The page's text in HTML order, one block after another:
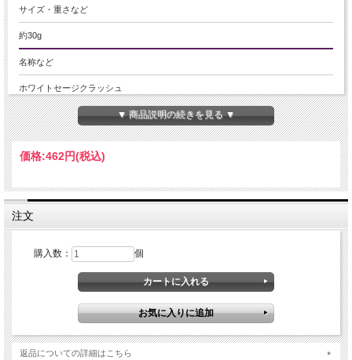
サイズ・重さなど
約30g
名称など
ホワイトセージクラッシュ
商品説明
【メール便対象外】の商品です。
燃やしやすいクラッシュリーフ
クラッシュタイプのホワイトセージを入荷致しました
カリフォルニア産の綺麗なホワイトセージ入荷致しました！ 浄化用高級ホワイト
セージです。
こちらは葉を細かく砕いた、焚きやすいクラッシュタイプです！
乾燥させたセージや樹脂などを焚いたときの煙を使って、あらゆる邪氣を清める
「浄化の方法」と云われ、ネイティブアメリカン（インディアン）が1000年以上
も前から儀式の際に行っていたのが始まりです。
ホワイトセージはサルビアの一種で、高さ60cmから1mに伸びる穂のようなライ
ホワイトセージはセージの中でも特に神聖な種類とされており、アメリカ・イン
ディアンは古くから神聖な儀式の際の浄化に使用してきました。
▼ 商品説明の続きを見る ▼
価格:462円(税込)
注文
購入数： 個
返品についての詳細はこちら